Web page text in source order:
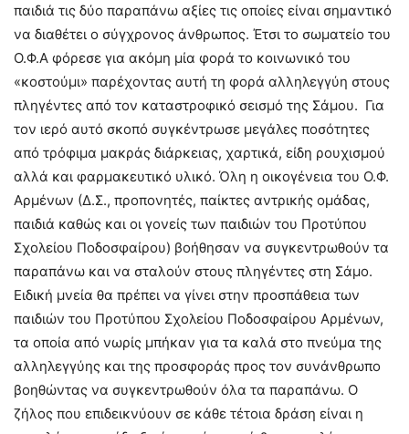
παιδιά τις δύο παραπάνω αξίες τις οποίες είναι σημαντικό
να διαθέτει ο σύγχρονος άνθρωπος. Έτσι το σωματείο του
Ο.Φ.Α φόρεσε για ακόμη μία φορά το κοινωνικό του
«κοστούμι» παρέχοντας αυτή τη φορά αλληλεγγύη στους
πληγέντες από τον καταστροφικό σεισμό της Σάμου. Για
τον ιερό αυτό σκοπό συγκέντρωσε μεγάλες ποσότητες
από τρόφιμα μακράς διάρκειας, χαρτικά, είδη ρουχισμού
αλλά και φαρμακευτικό υλικό. Όλη η οικογένεια του Ο.Φ.
Αρμένων (Δ.Σ., προπονητές, παίκτες αντρικής ομάδας,
παιδιά καθώς και οι γονείς των παιδιών του Προτύπου
Σχολείου Ποδοσφαίρου) βοήθησαν να συγκεντρωθούν τα
παραπάνω και να σταλούν στους πληγέντες στη Σάμο.
Ειδική μνεία θα πρέπει να γίνει στην προσπάθεια των
παιδιών του Προτύπου Σχολείου Ποδοσφαίρου Αρμένων,
τα οποία από νωρίς μπήκαν για τα καλά στο πνεύμα της
αλληλεγγύης και της προσφοράς προς τον συνάνθρωπο
βοηθώντας να συγκεντρωθούν όλα τα παραπάνω. Ο
ζήλος που επιδεικνύουν σε κάθε τέτοια δράση είναι η